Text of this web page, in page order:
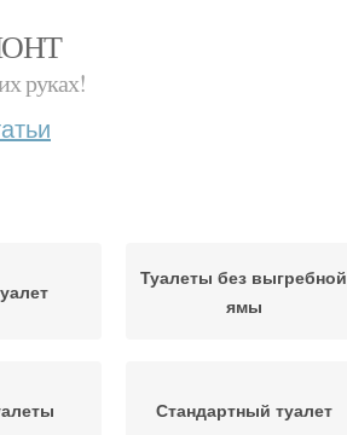
руках!
Туалеты без выгребной
ямы
Стандартный туалет